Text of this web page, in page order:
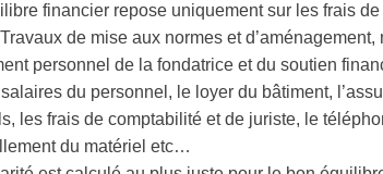
financier repose uniquement sur les frais
de mise aux normes et
personnel de la fondatrice et du soutien
du personnel, le loyer du bâtiment,
les frais de comptabilité et de juriste, le
du matériel etc…